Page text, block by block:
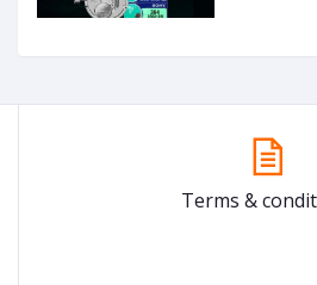
Terms &